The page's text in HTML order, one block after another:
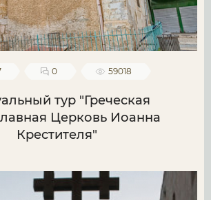
0 59018
тур "Греческая
Церковь Иоанна
Крестителя"